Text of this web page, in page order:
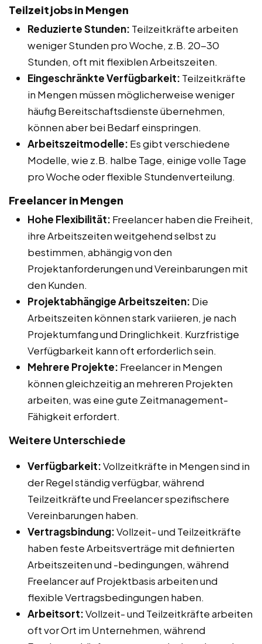
Teilzeitjobs in Mengen
Reduzierte Stunden: Teilzeitkräfte arbeiten
weniger Stunden pro Woche, z.B. 20-30
Stunden, oft mit flexiblen Arbeitszeiten.
Eingeschränkte Verfügbarkeit: Teilzeitkräfte
in Mengen müssen möglicherweise weniger
häufig Bereitschaftsdienste übernehmen,
können aber bei Bedarf einspringen.
Arbeitszeitmodelle: Es gibt verschiedene
Modelle, wie z.B. halbe Tage, einige volle Tage
pro Woche oder flexible Stundenverteilung.
Freelancer in Mengen
Hohe Flexibilität: Freelancer haben die Freiheit,
ihre Arbeitszeiten weitgehend selbst zu
bestimmen, abhängig von den
Projektanforderungen und Vereinbarungen mit
den Kunden.
Projektabhängige Arbeitszeiten: Die
Arbeitszeiten können stark variieren, je nach
Projektumfang und Dringlichkeit. Kurzfristige
Verfügbarkeit kann oft erforderlich sein.
Mehrere Projekte: Freelancer in Mengen
können gleichzeitig an mehreren Projekten
arbeiten, was eine gute Zeitmanagement-
Fähigkeit erfordert.
Weitere Unterschiede
Verfügbarkeit:Vollzeitkräfte in Mengen sind in
der Regel ständig verfügbar, während
Teilzeitkräfte und Freelancer spezifischere
Vereinbarungen haben.
Vertragsbindung:Vollzeit- und Teilzeitkräfte
haben feste Arbeitsverträge mit definierten
Arbeitszeiten und -bedingungen, während
Freelancer auf Projektbasis arbeiten und
flexible Vertragsbedingungen haben.
Arbeitsort:Vollzeit- und Teilzeitkräfte arbeiten
oft vor Ort im Unternehmen, während